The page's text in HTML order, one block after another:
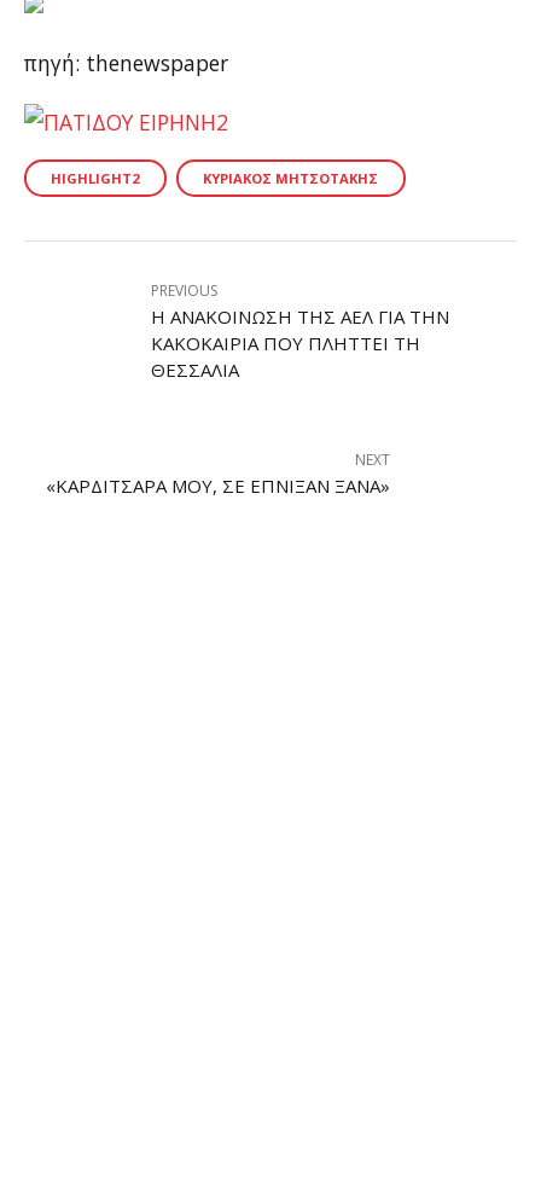
πηγή: thenewspaper
HIGHLIGHT2 ΚΥΡΙΆΚΟΣ ΜΗΤΣΟΤΆΚΗΣ
PREVIOUS
Η ΑΝΑΚΟΊΝΩΣΗ ΤΗΣ ΑΕΛ ΓΙΑ ΤΗΝ
ΚΑΚΟΚΑΙΡΊΑ ΠΟΥ ΠΛΉΤΤΕΙ ΤΗ
ΘΕΣΣΑΛΊΑ
NEXT
«ΚΑΡΔΙΤΣΆΡΑ ΜΟΥ, ΣΕ ΈΠΝΙΞΑΝ ΞΑΝΆ»